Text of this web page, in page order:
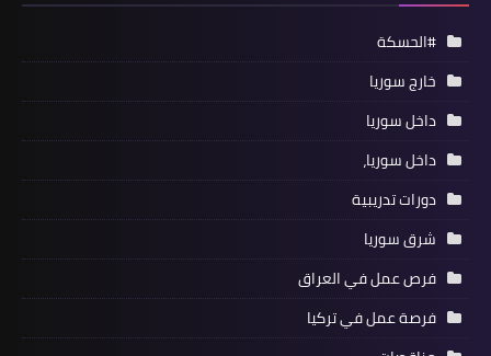
#الحسكة
خارج سوريا
داخل سوريا
داخل سوريا،
دورات تدريبية
شرق سوريا
فرص عمل في العراق
فرصة عمل في تركيا